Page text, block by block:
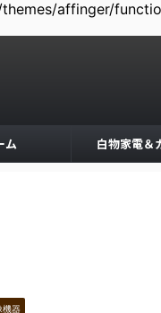
affinger/
ム 白物家電＆
機器